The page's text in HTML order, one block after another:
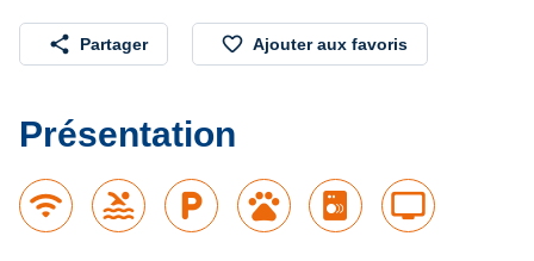
share Partager favorite_border Ajouter aux favoris
Présentation
wifi pool local_parking pets tv